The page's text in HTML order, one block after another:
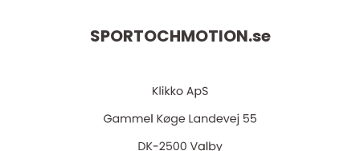
SPORTOCHMOTION.se